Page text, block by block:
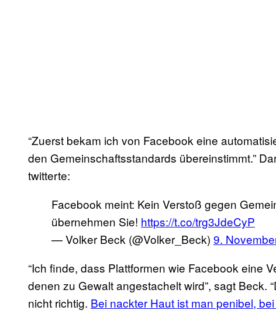
“Zuerst bekam ich von Facebook eine
den Gemeinschaftsstandards übereinstimmt.”
twitterte:
Facebook meint: Kein Verstoß gegen
übernehmen Sie! https://t.co/trg3JdeCyP
— Volker Beck (@Volker_Beck) 9.
“Ich finde, dass Plattformen wie Facebook eine
denen zu Gewalt angestachelt wird”, sagt Beck.
nicht richtig. Bei nackter Haut ist man penibel,